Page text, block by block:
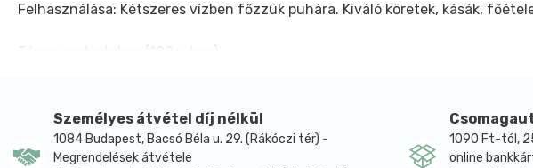
Felhasználása: Kétszeres vízben főzzük puhára. Kiváló köretek, kásák,
Tápanyagtartalom (100g-ban)
Szénhidrát/Cukor (g / 100g) 60,8 g
Zsír/Telített zsír (g / 100g) 5,0 g
Rost (g / 100g) 6,6 g
Személyes átvétel díj nélkül
1084 Budapest, Bacsó Béla u. 29. (Rákóczi tér) -
Megrendelések átvétele
1090 Ft-tól,
online